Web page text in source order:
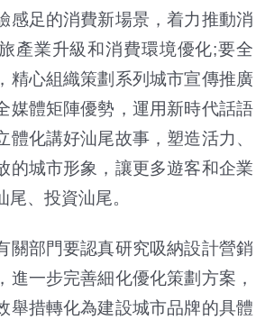
感足的消費新場景，着力推動消
產業升級和消費環境優化;要全
精心組織策劃系列城市宣傳推廣
媒體矩陣優勢，運用新時代話語
體化講好汕尾故事，塑造活力、
的城市形象，讓更多遊客和企業
、投資汕尾。
部門要認真研究吸納設計營銷
進一步完善細化優化策劃方案，
舉措轉化為建設城市品牌的具體